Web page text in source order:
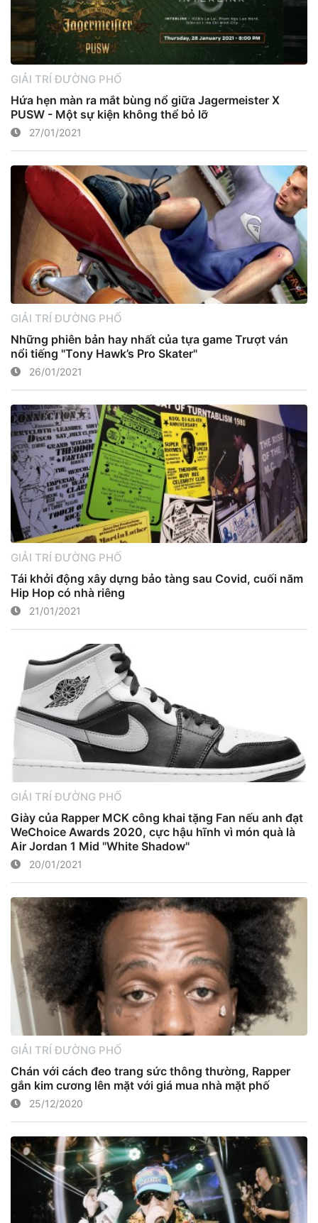
GIẢI TRÍ ĐƯỜNG PHỐ
Hứa hẹn màn ra mắt bùng nổ giữa Jagermeister X
PUSW - Một sự kiện không thể bỏ lỡ
27/01/2021
GIẢI TRÍ ĐƯỜNG PHỐ
Những phiên bản hay nhất của tựa game Trượt ván
nổi tiếng "Tony Hawk’s Pro Skater"
26/01/2021
GIẢI TRÍ ĐƯỜNG PHỐ
Tái khởi động xây dựng bảo tàng sau Covid, cuối năm
Hip Hop có nhà riêng
21/01/2021
GIẢI TRÍ ĐƯỜNG PHỐ
Giày của Rapper MCK công khai tặng Fan nếu anh đạt
WeChoice Awards 2020, cực hậu hĩnh vì món quà là
Air Jordan 1 Mid "White Shadow"
20/01/2021
GIẢI TRÍ ĐƯỜNG PHỐ
Chán với cách đeo trang sức thông thường, Rapper
gắn kim cương lên mặt với giá mua nhà mặt phố
25/12/2020